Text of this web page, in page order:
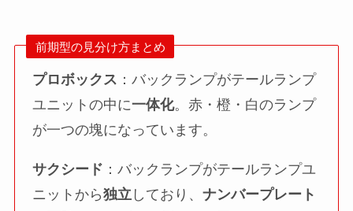
前期型の見分け方まとめ
プロボックス ：バックランプがテールランプ
ユニットの中に一体化。赤・橙・白のランプ
が一つの塊になっています。
サクシード ：バックランプがテールランプユ
ニットから独立 しており、ナンバープレート